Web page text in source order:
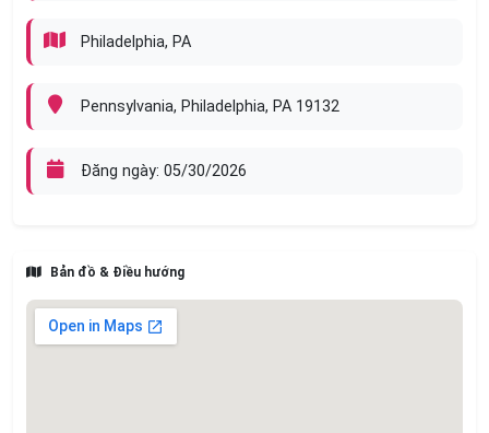
Chỉ tiếp người có thiện chí mua. Thank you!
Philadelphia, PA
Pennsylvania, Philadelphia, PA 19132
Đăng ngày: 05/30/2026
Bản đồ & Điều hướng